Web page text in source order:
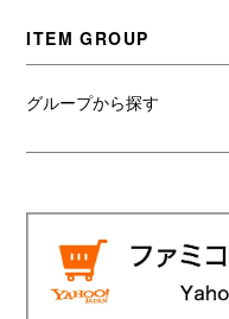
ITEM GROUP
グループから探す